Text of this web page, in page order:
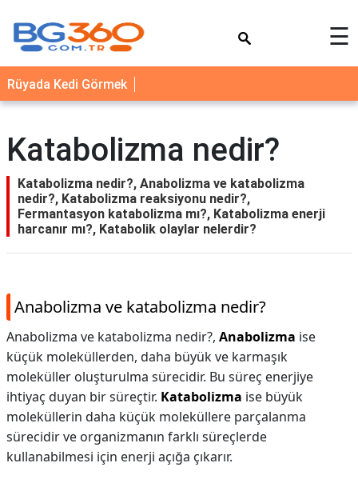
YEMEK
TARİFLERİ
NEDİR
FAYDALARI
SAĞLIK
☰
Rüyada Kedi Görmek
Katabolizma nedir?
Katabolizma nedir?, Anabolizma ve katabolizma
nedir?, Katabolizma reaksiyonu nedir?,
Fermantasyon katabolizma mı?, Katabolizma enerji
harcanır mı?, Katabolik olaylar nelerdir?
Anabolizma ve katabolizma nedir?
Anabolizma ve katabolizma nedir?, Anabolizma ise
küçük moleküllerden, daha büyük ve karmaşık
moleküller oluşturulma sürecidir. Bu süreç enerjiye
ihtiyaç duyan bir süreçtir. Katabolizma ise büyük
moleküllerin daha küçük moleküllere parçalanma
sürecidir ve organizmanın farklı süreçlerde
kullanabilmesi için enerji açığa çıkarır.